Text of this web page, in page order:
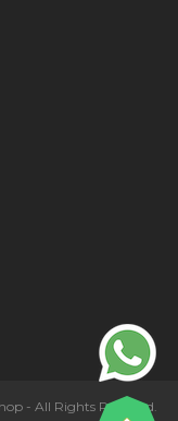
- All Rights Reserved.